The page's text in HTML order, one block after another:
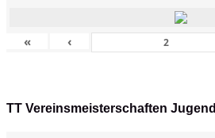
« ‹
TT Vereinsmeisterschaften Jugend